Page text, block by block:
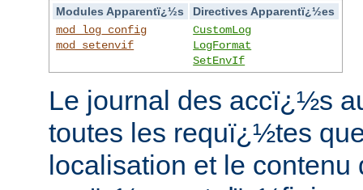
Modules Apparentï¿½s
Directives Apparentï¿½es
mod_log_config
mod_setenvif
CustomLog
LogFormat
SetEnvIf
Le journal des accï¿½s
toutes les requï¿½tes
localisation et le contenu